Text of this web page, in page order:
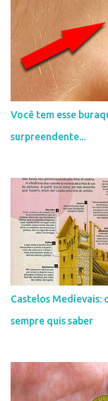
Você tem esse
surpreendente...
Castelos Medievais:
sempre quis saber